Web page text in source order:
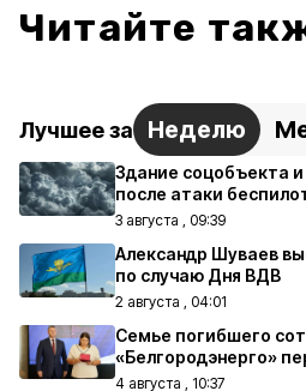
Читайте
Лучшее за Неделю
Здание соцобъекта и
после атаки
3 августа , 09:39
Александр Шуваев
по случаю Дня ВДВ
2 августа , 04:01
Семье погибшего
«Белгородэнерго»
4 августа , 10:37